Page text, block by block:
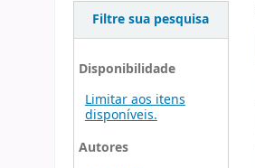
Filtre sua pesquisa
Disponibilidade
Limitar aos itens
disponíveis.
Autores